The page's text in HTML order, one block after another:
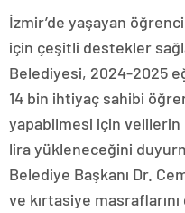
İzmir’de yaşayan
için çeşitli destekler
Belediyesi, 2024-2025
14 bin ihtiyaç sahibi
yapabilmesi için velilerin
lira yükleneceğini
Belediye Başkanı Dr.
ve kırtasiye